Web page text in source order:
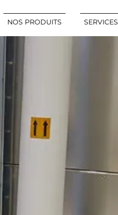
NOS PRODUITS SERVICES